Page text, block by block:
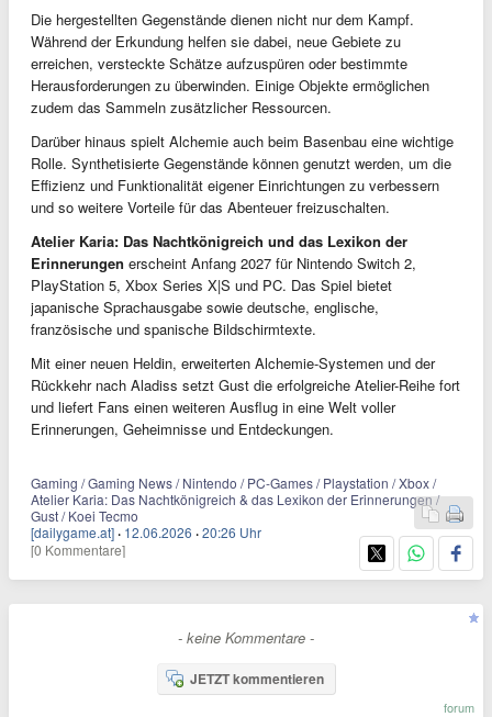
Die hergestellten Gegenstände dienen nicht nur dem Kampf.
Während der Erkundung helfen sie dabei, neue Gebiete zu
erreichen, versteckte Schätze aufzuspüren oder bestimmte
Herausforderungen zu überwinden. Einige Objekte ermöglichen
zudem das Sammeln zusätzlicher Ressourcen.
Darüber hinaus spielt Alchemie auch beim Basenbau eine wichtige
Rolle. Synthetisierte Gegenstände können genutzt werden, um die
Effizienz und Funktionalität eigener Einrichtungen zu verbessern
und so weitere Vorteile für das Abenteuer freizuschalten.
Atelier Karia: Das Nachtkönigreich und das Lexikon der
Erinnerungen erscheint Anfang 2027 für Nintendo Switch 2,
PlayStation 5, Xbox Series X|S und PC. Das Spiel bietet
japanische Sprachausgabe sowie deutsche, englische,
französische und spanische Bildschirmtexte.
Mit einer neuen Heldin, erweiterten Alchemie-Systemen und der
Rückkehr nach Aladiss setzt Gust die erfolgreiche Atelier-Reihe fort
und liefert Fans einen weiteren Ausflug in eine Welt voller
Erinnerungen, Geheimnisse und Entdeckungen.
Gaming / Gaming News / Nintendo / PC-Games / Playstation / Xbox /
Atelier Karia: Das Nachtkönigreich & das Lexikon der Erinnerungen /
Gust / Koei Tecmo
[dailygame.at] · 12.06.2026 ·20:26 Uhr
[0 Kommentare]
- keine Kommentare -
JETZT kommentieren
forum